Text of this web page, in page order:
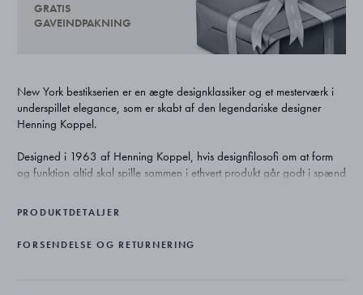
GRATIS
GAVEINDPAKNING
New York bestikserien er en ægte designklassiker og et mesterværk i
underspillet elegance, som er skabt af den legendariske designer
Henning Koppel.
Designed i 1963 af Henning Koppel, hvis designfilosofi om at form
og funktion altid skal spille sammen i ethvert produkt går godt i spænd
lige så moderne i dag.
Bestikket er udført i rustfrit stål og har en blød mat finish. Alle delene
PRODUKTDETALJER
FORSENDELSE OG RETURNERING